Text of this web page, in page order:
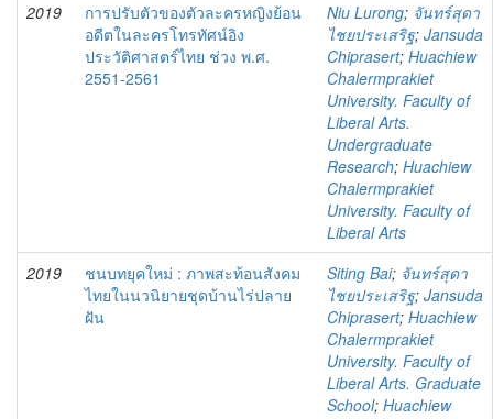
2019
การปรับตัวของตัวละครหญิงย้อน
อดีตในละครโทรทัศน์อิง
ประวัติศาสตร์ไทย ช่วง พ.ศ.
2551-2561
Niu Lurong; จันทร์สุดา
ไชยประเสริฐ; Jansuda
Chiprasert; Huachiew
Chalermprakiet
University. Faculty of
Liberal Arts.
Undergraduate
Research; Huachiew
Chalermprakiet
University. Faculty of
Liberal Arts
2019
ชนบทยุคใหม่ : ภาพสะท้อนสังคม
ไทยในนวนิยายชุดบ้านไร่ปลาย
ฝัน
Siting Bai; จันทร์สุดา
ไชยประเสริฐ; Jansuda
Chiprasert; Huachiew
Chalermprakiet
University. Faculty of
Liberal Arts. Graduate
School; Huachiew